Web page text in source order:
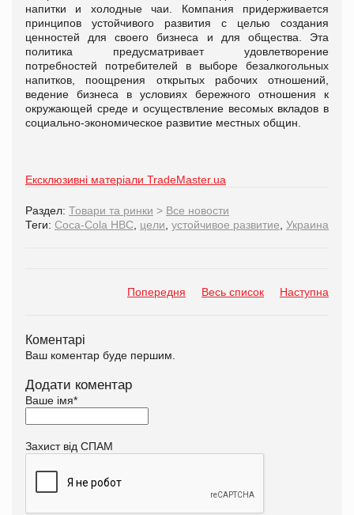
напитки и холодные чаи. Компания придерживается
принципов устойчивого развития с целью создания
ценностей для своего бизнеса и для общества. Эта
политика предусматривает удовлетворение
потребностей потребителей в выборе безалкогольных
напитков, поощрения открытых рабочих отношений,
ведение бизнеса в условиях бережного отношения к
окружающей среде и осуществление весомых вкладов в
социально-экономическое развитие местных общин.
Ексклюзивні матеріали TradeMaster.ua
Раздел: Товари та ринки > Все новости
Теги: Coca-Cola HBC цели устойчивое развитие Украина
Попередня Весь список Наступна
Коментарі
Ваш коментар буде першим.
Додати коментар
Ваше імя*
Захист від СПАМ